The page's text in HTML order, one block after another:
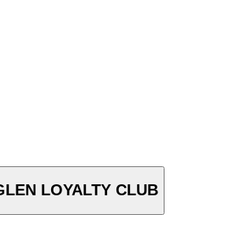
LOYALTY CLUB